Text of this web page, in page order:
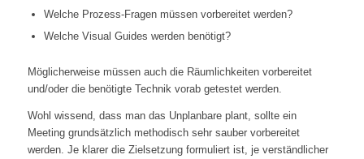
Welche Prozess-Fragen müssen vorbereitet werden?
Welche Visual Guides werden benötigt?
Möglicherweise müssen auch die Räumlichkeiten vorbereitet
und/oder die benötigte Technik vorab getestet werden.
Wohl wissend, dass man das Unplanbare plant, sollte ein
Meeting grundsätzlich methodisch sehr sauber vorbereitet
werden. Je klarer die Zielsetzung formuliert ist, je verständlicher